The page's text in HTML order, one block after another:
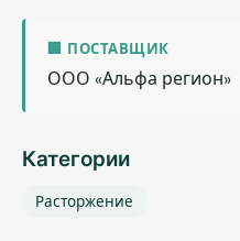
🏢 ПОСТАВЩИК
ООО «Альфа регион»
Категории
Расторжение